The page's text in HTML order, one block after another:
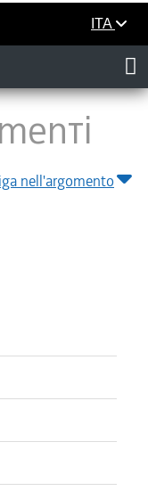
ITA
nell'argomento